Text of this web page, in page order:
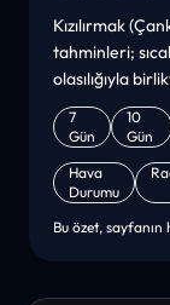
Kızılırmak
tahminleri;
olasılığıyla
7
Gün
10
Gün
Hava
Durumu
Bu özet, sayfanın